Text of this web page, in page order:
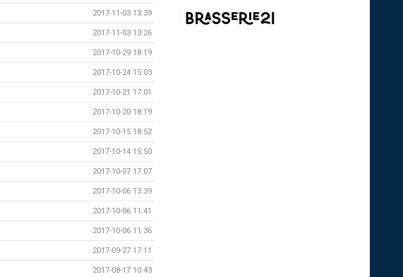
2017-11-03 13:39
2017-11-03 13:26
2017-10-29 18:19
2017-10-24 15:03
2017-10-21 17:01
2017-10-20 18:19
2017-10-15 18:52
2017-10-14 15:50
2017-10-07 17:07
2017-10-06 13:39
2017-10-06 11:41
2017-10-06 11:36
2017-09-27 17:11
2017-08-17 10:43